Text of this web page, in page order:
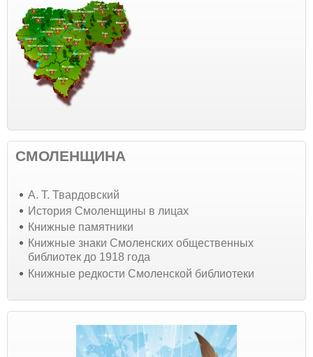
СМОЛЕНЩИНА
А. Т. Твардовский
История Смоленщины в лицах
Книжные памятники
Книжные знаки Смоленских общественных
библиотек до 1918 года
Книжные редкости Смоленской библиотеки